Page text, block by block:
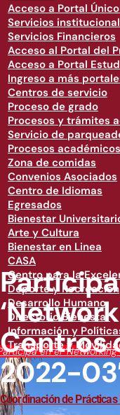
Acceso a Portal
Servicios
Servicios Financieros
Acceso al Portal del
Acceso a Portal
Ingreso a más
Centros de servicio
Proceso de grado
Procesos y trámites
Servicio de
Procesos
Zona de comidas
Convenios Asociados
Centro de Idiomas
Egresados
Bienestar
Arte y Cultura
Bienestar en Linea
CASA
Centro para la
Deporte y Recreación
Desarrollo Humano
Directorio Bienestar
Información y
Transporte y
en el ‘Networking
Centros
2022-
Coordinación de